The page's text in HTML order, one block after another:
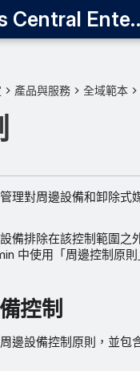
Sophos
產品與服務 全域範本
理對周邊設備和卸除式
備排除在該控制範圍之
中使用「周邊控制原則
控制
邊設備控制原則，並包